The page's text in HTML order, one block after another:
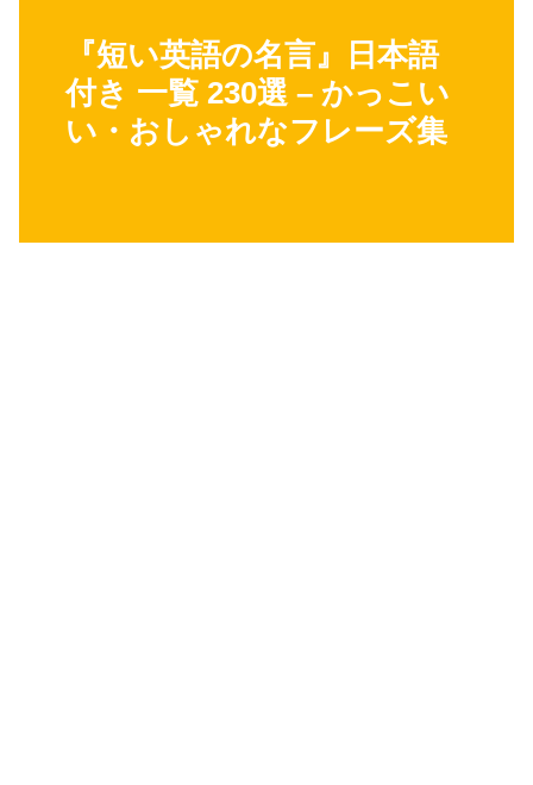
『短い英語の名言』日本語
付き 一覧 230選 – かっこい
い・おしゃれなフレーズ集